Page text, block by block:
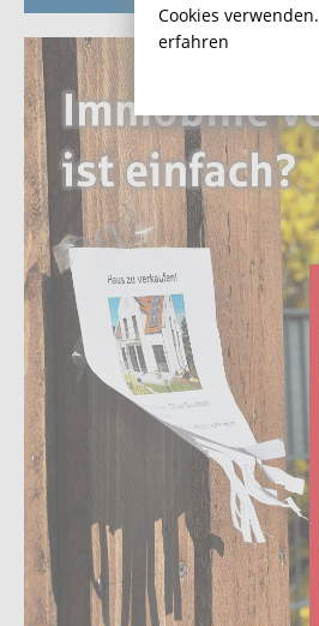
Cookies verwenden.
erfahren